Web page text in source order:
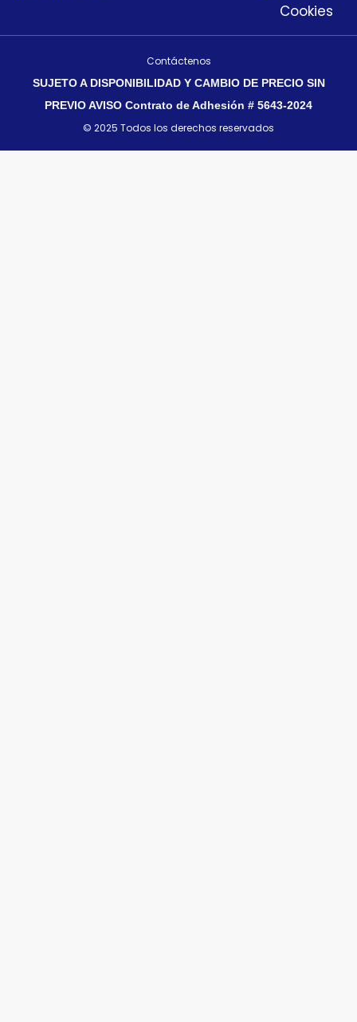
Cookies
© 2025 Todos los derechos reservados
SUJETO A DISPONIBILIDAD Y CAMBIO DE PRECIO SIN
PREVIO AVISO Contrato de Adhesión # 5643-2024
Contáctenos